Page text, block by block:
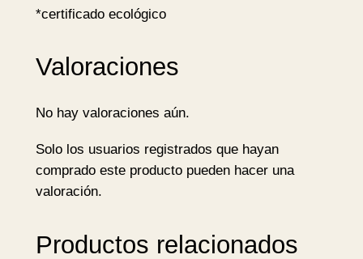
g
T
e
c
a
a
*certificado ecológico
Valoraciones
No hay valoraciones aún.
Solo los usuarios registrados que hayan
comprado este producto pueden hacer una
valoración.
Productos relacionados